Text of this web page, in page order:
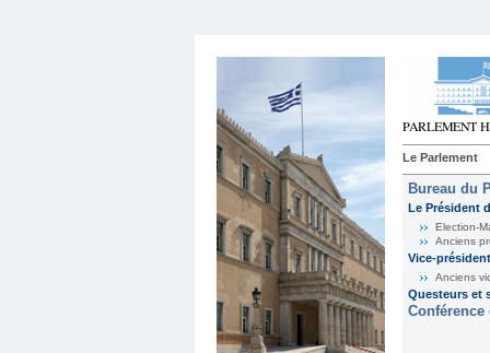
Le Parlement
Bureau du
Le Président
Election-
Anciens
Vice-
Anciens
Questeurs et